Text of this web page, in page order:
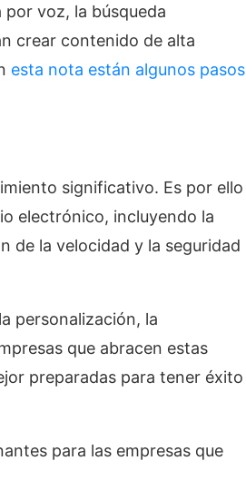
voz, la búsqueda
crear contenido de alta
esta nota están algunos pasos
significativo. Es por ello
electrónico, incluyendo la
de la velocidad y la seguridad
personalización, la
que abracen estas
preparadas para tener éxito
para las empresas que